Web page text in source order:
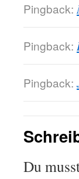
Pingback:
Pingback:
Pingback:
Du